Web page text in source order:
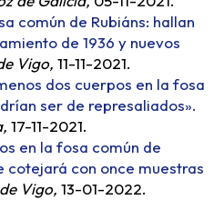
común de Rubiáns: hallan
de 1936 y nuevos
Vigo, 11-11-2021.
dos cuerpos en la fosa
ser de represaliados».
17-11-2021.
en la fosa común de
cotejará con once muestras
Vigo, 13-01-2022.